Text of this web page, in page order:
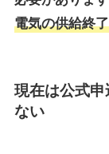
電気の供給終
現在は公式
ない